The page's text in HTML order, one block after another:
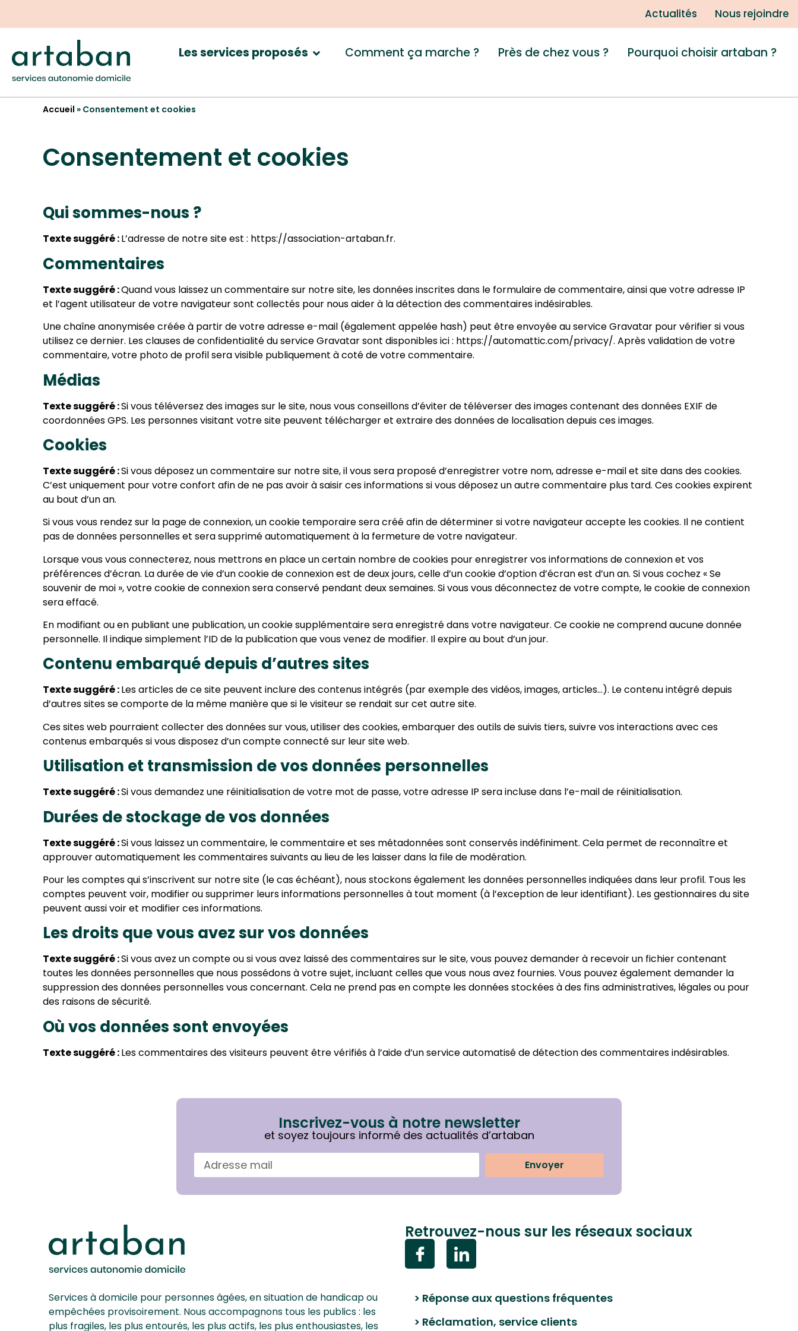
Actualités Nous rejoindre
Les services proposés Comment ça marche ? Près de chez vous ? Pourquoi choisir artaban ?
Accueil » Consentement et cookies
Consentement et cookies
Qui sommes-nous ?
Texte suggéré :L’adresse de notre site est : https://association-artaban.fr.
Commentaires
Texte suggéré :Quand vous laissez un commentaire sur notre site, les données inscrites dans le formulaire de commentaire, ainsi que votre adresse IP
et l’agent utilisateur de votre navigateur sont collectés pour nous aider à la détection des commentaires indésirables.
Une chaîne anonymisée créée à partir de votre adresse e-mail (également appelée hash) peut être envoyée au service Gravatar pour vérifier si vous
utilisez ce dernier. Les clauses de confidentialité du service Gravatar sont disponibles ici : https://automattic.com/privacy/. Après validation de votre
commentaire, votre photo de profil sera visible publiquement à coté de votre commentaire.
Médias
Texte suggéré :Si vous téléversez des images sur le site, nous vous conseillons d’éviter de téléverser des images contenant des données EXIF de
coordonnées GPS. Les personnes visitant votre site peuvent télécharger et extraire des données de localisation depuis ces images.
Cookies
Texte suggéré :Si vous déposez un commentaire sur notre site, il vous sera proposé d’enregistrer votre nom, adresse e-mail et site dans des cookies.
C’est uniquement pour votre confort afin de ne pas avoir à saisir ces informations si vous déposez un autre commentaire plus tard. Ces cookies expirent
au bout d’un an.
Si vous vous rendez sur la page de connexion, un cookie temporaire sera créé afin de déterminer si votre navigateur accepte les cookies. Il ne contient
pas de données personnelles et sera supprimé automatiquement à la fermeture de votre navigateur.
Lorsque vous vous connecterez, nous mettrons en place un certain nombre de cookies pour enregistrer vos informations de connexion et vos
préférences d’écran. La durée de vie d’un cookie de connexion est de deux jours, celle d’un cookie d’option d’écran est d’un an. Si vous cochez « Se
souvenir de moi », votre cookie de connexion sera conservé pendant deux semaines. Si vous vous déconnectez de votre compte, le cookie de connexion
sera effacé.
En modifiant ou en publiant une publication, un cookie supplémentaire sera enregistré dans votre navigateur. Ce cookie ne comprend aucune donnée
personnelle. Il indique simplement l’ID de la publication que vous venez de modifier. Il expire au bout d’un jour.
Contenu embarqué depuis d’autres sites
Texte suggéré :Les articles de ce site peuvent inclure des contenus intégrés (par exemple des vidéos, images, articles…). Le contenu intégré depuis
d’autres sites se comporte de la même manière que si le visiteur se rendait sur cet autre site.
Ces sites web pourraient collecter des données sur vous, utiliser des cookies, embarquer des outils de suivis tiers, suivre vos interactions avec ces
contenus embarqués si vous disposez d’un compte connecté sur leur site web.
Utilisation et transmission de vos données personnelles
Texte suggéré :Si vous demandez une réinitialisation de votre mot de passe, votre adresse IP sera incluse dans l’e-mail de réinitialisation.
Durées de stockage de vos données
Texte suggéré :Si vous laissez un commentaire, le commentaire et ses métadonnées sont conservés indéfiniment. Cela permet de reconnaître et
approuver automatiquement les commentaires suivants au lieu de les laisser dans la file de modération.
Pour les comptes qui s’inscrivent sur notre site (le cas échéant), nous stockons également les données personnelles indiquées dans leur profil. Tous les
comptes peuvent voir, modifier ou supprimer leurs informations personnelles à tout moment (à l’exception de leur identifiant). Les gestionnaires du site
peuvent aussi voir et modifier ces informations.
Les droits que vous avez sur vos données
Texte suggéré :Si vous avez un compte ou si vous avez laissé des commentaires sur le site, vous pouvez demander à recevoir un fichier contenant
toutes les données personnelles que nous possédons à votre sujet, incluant celles que vous nous avez fournies. Vous pouvez également demander la
suppression des données personnelles vous concernant. Cela ne prend pas en compte les données stockées à des fins administratives, légales ou pour
des raisons de sécurité.
Où vos données sont envoyées
Texte suggéré :Les commentaires des visiteurs peuvent être vérifiés à l’aide d’un service automatisé de détection des commentaires indésirables.
Inscrivez-vous à notre newsletter
et soyez toujours informé des actualités d’artaban
Envoyer
Services à domicile pour personnes âgées, en situation de handicap ou
empêchées provisoirement. Nous accompagnons tous les publics : les
plus fragiles, les plus entourés, les plus actifs, les plus enthousiastes, les
Retrouvez-nous sur les réseaux sociaux
> Réponse aux questions fréquentes
> Réclamation, service clients